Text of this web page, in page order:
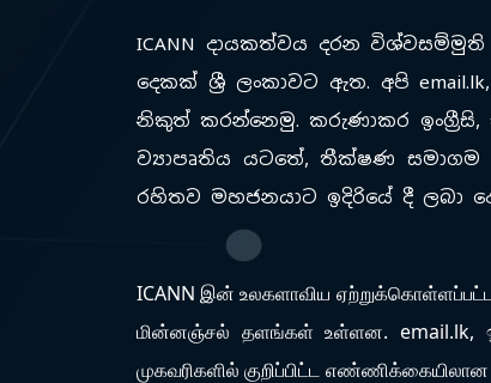
ICANN දායකත්වය දරන විශ්වසම්මුති
දෙකක් ශ්‍රී ලංකාවට ඇත. අපි
නිකුත් කරන්නෙමු. කරුණාකර ඉංග්‍රීසි,
ව්‍යාපෘතිය යටතේ, තීක්ෂණ සමාගම
රහිතව මහජනයාට ඉදිරියේ දී ලබා
ICANN இன் உலகளாவிய
மின்னஞ்சல் தளங்கள் உள்ளன. email.lk,
முகவரிகளில் குறிப்பிட்ட